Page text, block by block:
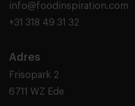
info@foodinspiration.com
+31 318 49 31 32
Adres
Frisopark 2
6711 WZ Ede